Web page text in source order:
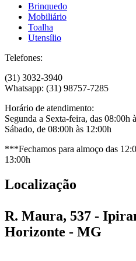
Brinquedo
Mobiliário
Toalha
Utensílio
Telefones:
(31) 3032-3940
Whatsapp: (31) 98757-7285
Horário de atendimento:
Segunda a Sexta-feira, das 08:00h
Sábado, de 08:00h às 12:00h
***Fechamos para almoço das
13:00h
Localização
R. Maura, 537 -
Horizonte - MG